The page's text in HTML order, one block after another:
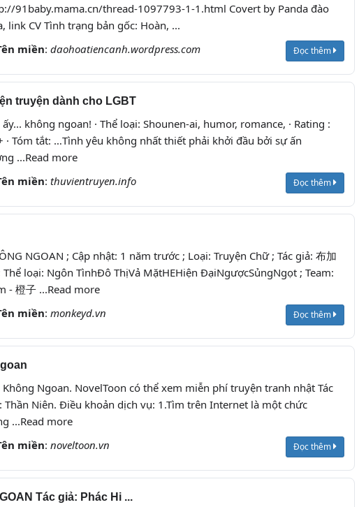
91baby.mama.cn/thread-1097793-1-1.html Covert by Panda đào
link CV Tình trạng bản gốc: Hoàn, ...
miền: daohoatiencanh.wordpress.com Đọc thêm
truyện dành cho LGBT
ấy... không ngoan! · Thể loại: Shounen-ai, humor, romance, · Rating :
· Tóm tắt: …Tình yêu không nhất thiết phải khởi đầu bởi sự ấn
...Read more
miền: thuvientruyen.info Đọc thêm
NGOAN ; Cập nhật: 1 năm trước ; Loại: Truyện Chữ ; Tác giả: 布加
Thể loại: Ngôn TìnhĐô ThịVả MặtHEHiện ĐạiNgượcSủngNgọt ; Team:
- 橙子 ...Read more
miền: monkeyd.vn Đọc thêm
Không Ngoan. NovelToon có thể xem miễn phí truyện tranh nhật Tác
Thần Niên. Điều khoản dịch vụ: 1.Tìm trên Internet là một chức
...Read more
miền: noveltoon.vn Đọc thêm
Tác giả: Phác Hi ...